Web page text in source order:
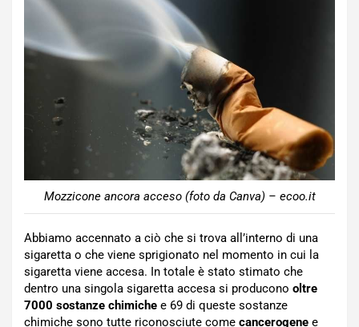
Mozzicone ancora acceso (foto da Canva) – ecoo.it
Abbiamo accennato a ciò che si trova all’interno di una
sigaretta o che viene sprigionato nel momento in cui la
sigaretta viene accesa. In totale è stato stimato che
dentro una singola sigaretta accesa si producono oltre
7000 sostanze chimiche e 69 di queste sostanze
chimiche sono tutte riconosciute come cancerogene e